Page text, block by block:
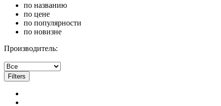
по названию
по цене
по популярности
по новизне
Производитель:
Filters